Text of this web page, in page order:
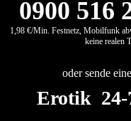
0900 516
1,98 €/Min. Festnetz, Mobilfunk
keine realen
oder sende
Erotik 24-